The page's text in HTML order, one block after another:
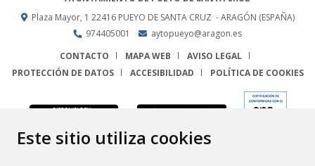
Este sitio utiliza cookies
Plaza Mayor, 1 22416 PUEYO DE SANTA CRUZ - ARAGÓN (ESPAÑA)
974405001
aytopueyo@aragon.es
CONTACTO
MAPA WEB
AVISO LEGAL
PROTECCIÓN DE DATOS
ACCESIBILIDAD POLÍTICA DE COOKIES